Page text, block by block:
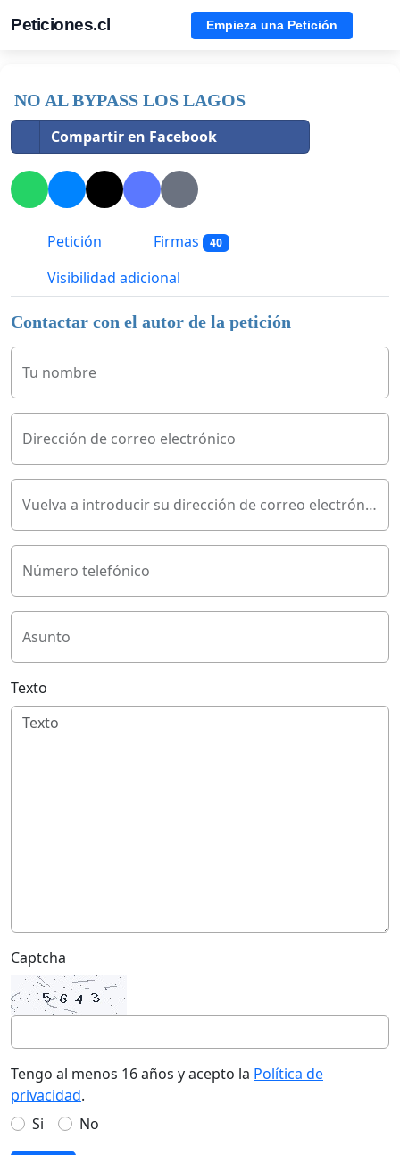
Peticiones.cl Empieza una Petición
NO AL BYPASS LOS LAGOS
Compartir en Facebook
Petición Firmas 40
Visibilidad adicional
Contactar con el autor de la petición
Tu nombre
Dirección de correo electrónico
Vuelva a introducir su dirección de correo electrónico
Número telefónico
Asunto
Texto
Captcha
Tengo al menos 16 años y acepto la Política de
privacidad.
Si
No